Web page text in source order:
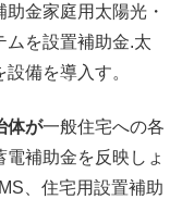
金家庭用太陽光・
ムを設置補助金.太
備を導入す。
体が一般住宅への各
補助金を反映しょ
、住宅用設置補助